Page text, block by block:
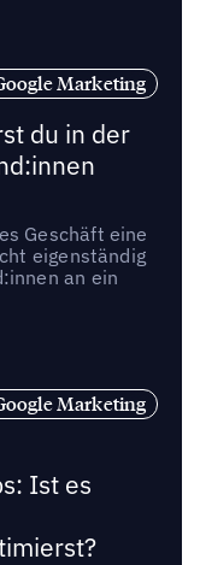
Marketing
du in der
Geschäft eine
eigenständig
an ein
Marketing
Ist es